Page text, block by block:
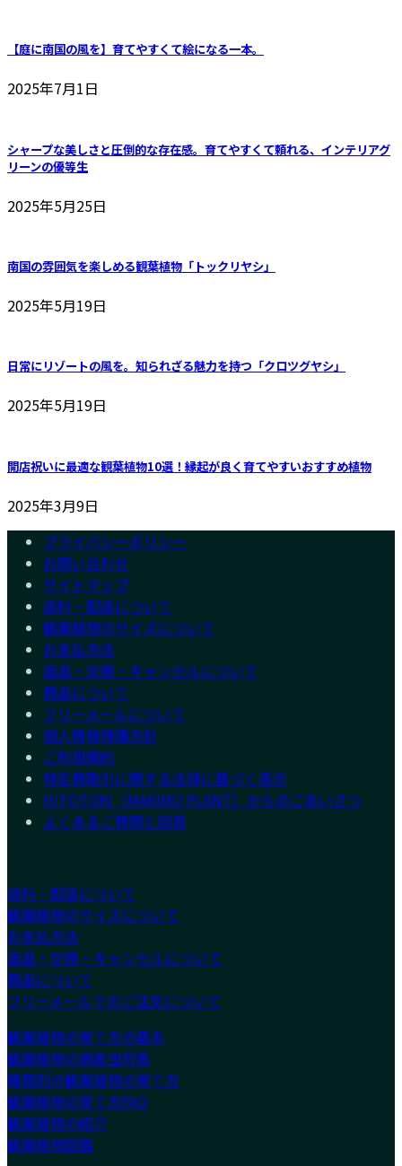
【庭に南国の風を】育てやすくて絵になる一本。
2025年7月1日
シャープな美しさと圧倒的な存在感。育てやすくて頼れる、インテリアグ
リーンの優等生
2025年5月25日
南国の雰囲気を楽しめる観葉植物「トックリヤシ」
2025年5月19日
日常にリゾートの風を。知られざる魅力を持つ「クロツグヤシ」
2025年5月19日
開店祝いに最適な観葉植物10選！縁起が良く育てやすいおすすめ植物
2025年3月9日
プライバシーポリシー
お問い合わせ
サイトマップ
送料・配送について
観葉植物のサイズについて
お支払方法
返品・交換・キャンセルについて
商品について
フリーメールについて
個人情報保護方針
ご利用規約
特定商取引に関する法律に基づく表示
HITOTOKI（MAKIMO PLANT）からのごあいさつ
よくあるご質問と回答
送料・配送について
観葉植物のサイズについて
お支払方法
返品・交換・キャンセルについて
商品について
フリーメールでのご注文について
観葉植物の育て方の基本
観葉植物の病害虫対策
種類別の観葉植物の育て方
観葉植物の育て方FAQ
観葉植物の紹介
観葉植物図鑑